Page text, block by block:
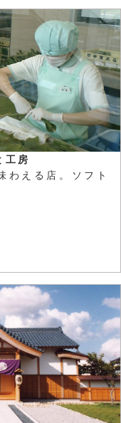
房
わえる店。ソフト